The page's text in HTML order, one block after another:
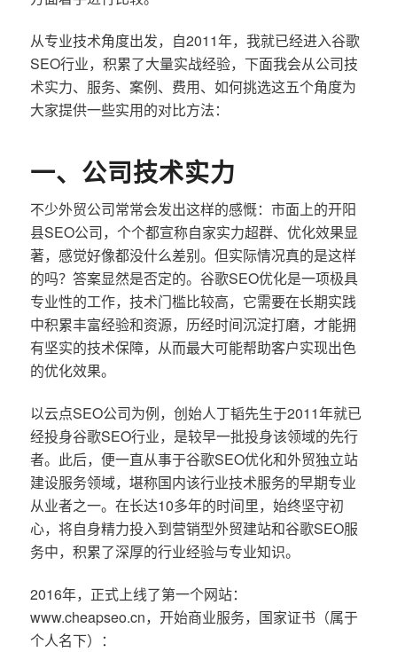
从专业技术角度出发，自2011年，我就已经进入谷歌
SEO行业，积累了大量实战经验，下面我会从公司技
术实力、服务、案例、费用、如何挑选这五个角度为
大家提供一些实用的对比方法：
一、公司技术实力
不少外贸公司常常会发出这样的感慨：市面上的开阳
县SEO公司，个个都宣称自家实力超群、优化效果显
著，感觉好像都没什么差别。但实际情况真的是这样
的吗？答案显然是否定的。谷歌SEO优化是一项极具
专业性的工作，技术门槛比较高，它需要在长期实践
中积累丰富经验和资源，历经时间沉淀打磨，才能拥
有坚实的技术保障，从而最大可能帮助客户实现出色
的优化效果。
以云点SEO公司为例，创始人丁韬先生于2011年就已
经投身谷歌SEO行业，是较早一批投身该领域的先行
者。此后，便一直从事于谷歌SEO优化和外贸独立站
建设服务领域，堪称国内该行业技术服务的早期专业
从业者之一。在长达10多年的时间里，始终坚守初
心，将自身精力投入到营销型外贸建站和谷歌SEO服
务中，积累了深厚的行业经验与专业知识。
2016年，正式上线了第一个网站：
www.cheapseo.cn，开始商业服务，国家证书（属于
个人名下）：